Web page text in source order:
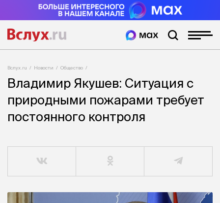
Вслух.ru Новости Общество
Владимир Якушев: Ситуация с
природными пожарами требует
постоянного контроля